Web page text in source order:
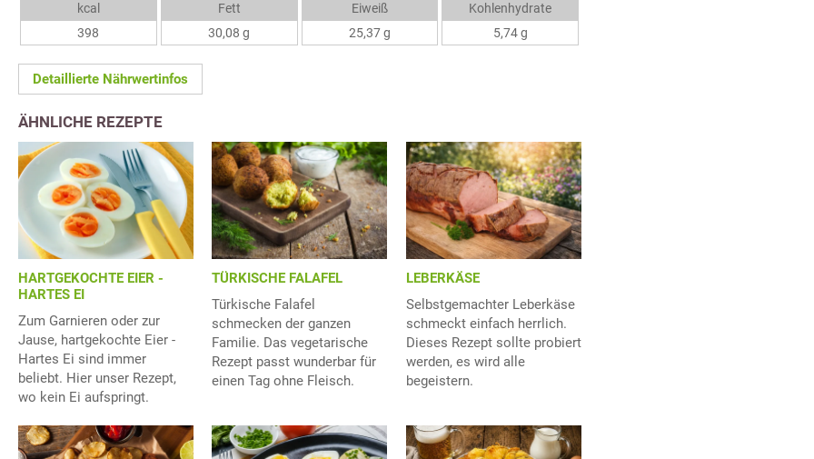
kcal
398
Fett
30,08 g
Eiweiß
25,37 g
Kohlenhydrate
5,74 g
Detaillierte Nährwertinfos
ÄHNLICHE REZEPTE
HARTGEKOCHTE EIER -
HARTES EI
Zum Garnieren oder zur
Jause, hartgekochte Eier -
Hartes Ei sind immer
beliebt. Hier unser Rezept,
wo kein Ei aufspringt.
TÜRKISCHE FALAFEL
Türkische Falafel
schmecken der ganzen
Familie. Das vegetarische
Rezept passt wunderbar für
einen Tag ohne Fleisch.
LEBERKÄSE
Selbstgemachter Leberkäse
schmeckt einfach herrlich.
Dieses Rezept sollte probiert
werden, es wird alle
begeistern.